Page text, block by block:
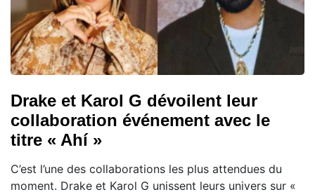
Drake et Karol G dévoilent leur
collaboration événement avec le
titre « Ahí »
C’est l’une des collaborations les plus attendues du
moment. Drake et Karol G unissent leurs univers sur «